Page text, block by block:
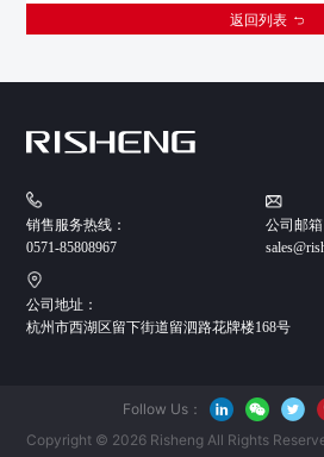
返回列表
销售服务热线：
0571-85808967
公司邮箱
公司地址：
杭州市西湖区留下街道留泗路花牌楼168号
Copyright © 2026 Risheng All Rights
Follow Us：